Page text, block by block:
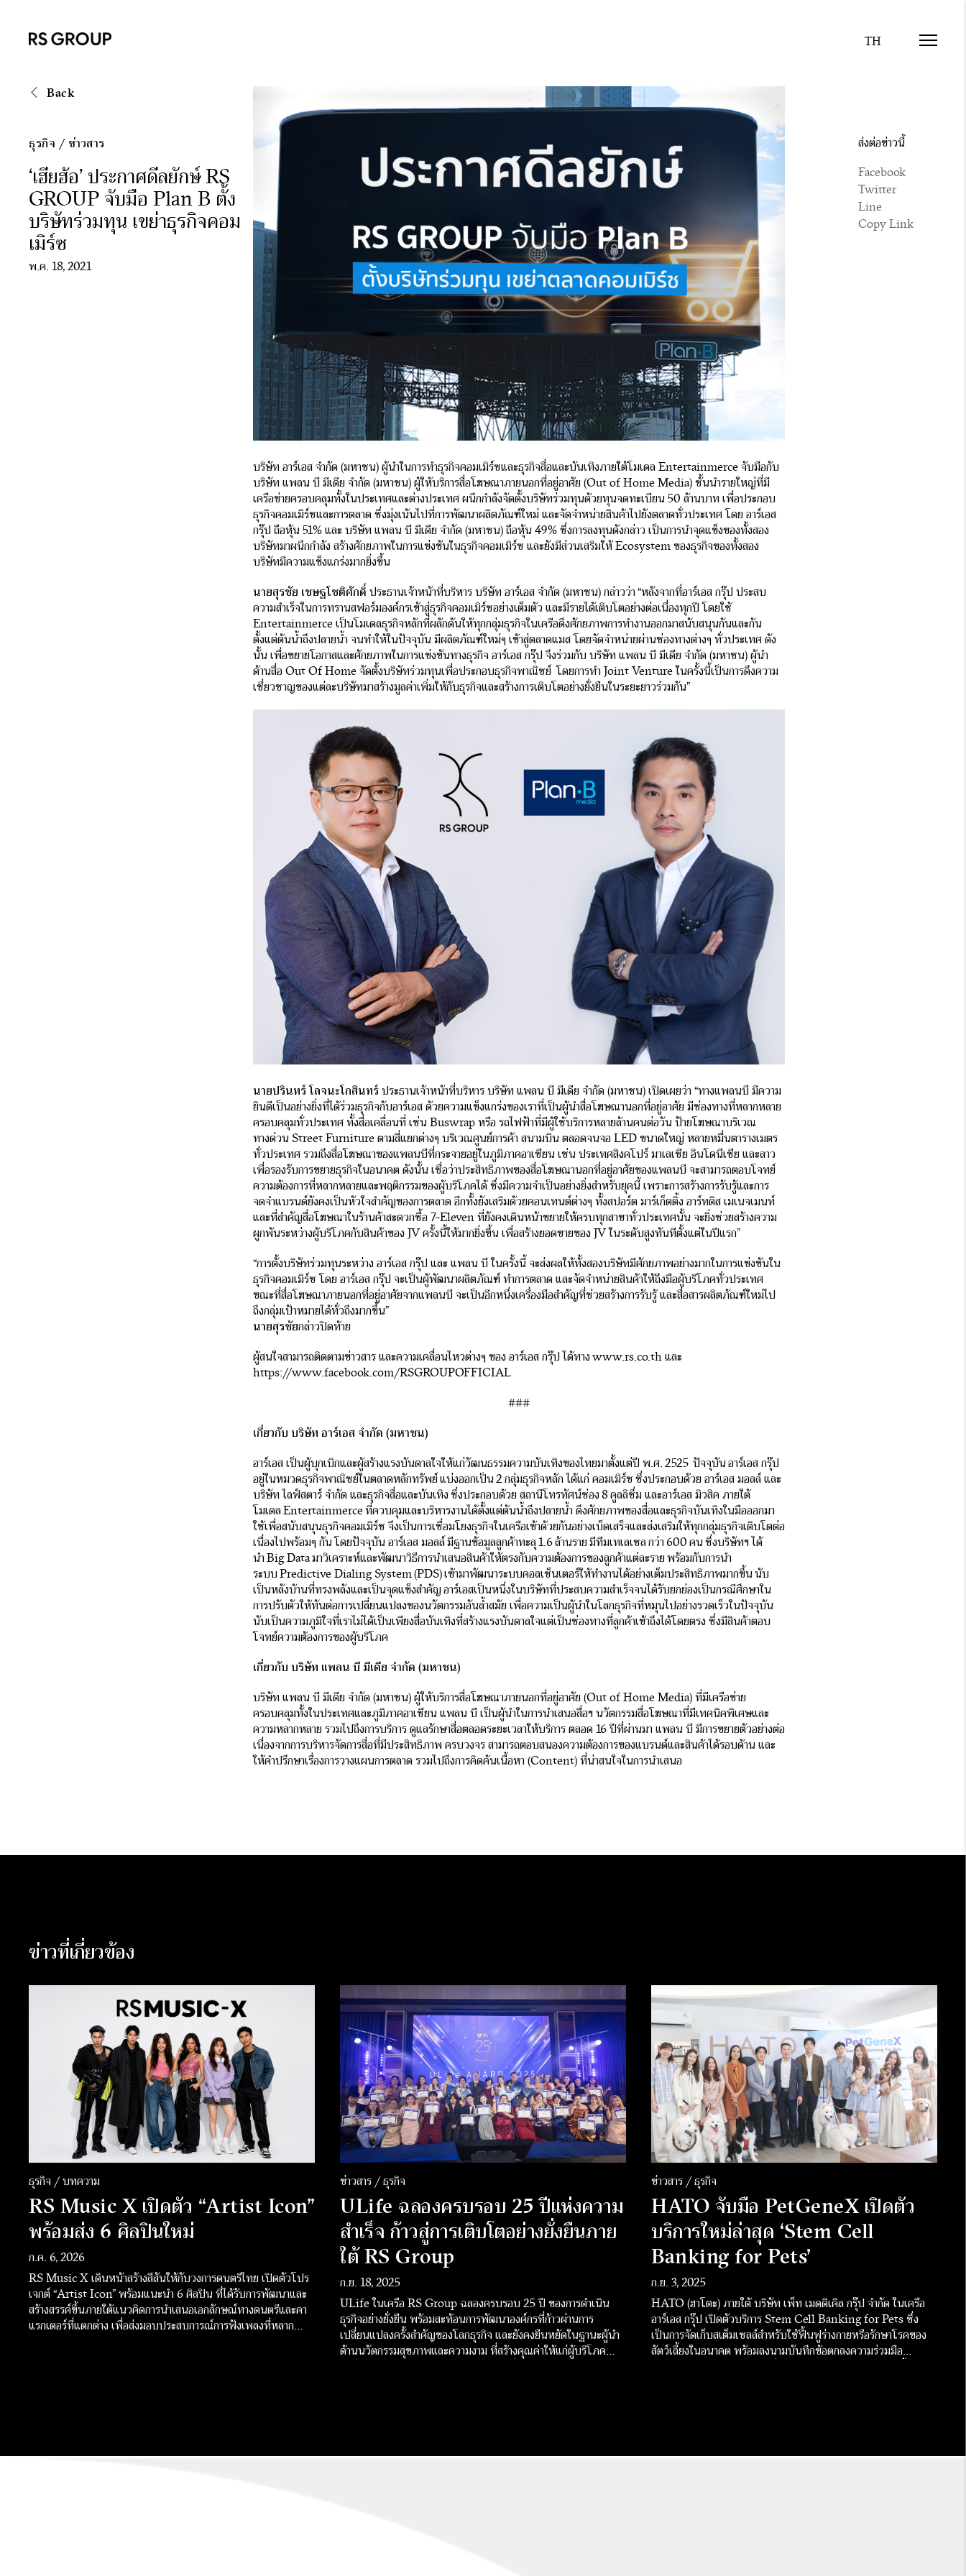
Back
ธุรกิจ / ข่าวสาร
‘เฮียฮ้อ’ ประกาศดีลยักษ์ RS
GROUP จับมือ Plan B ตั้ง
บริษัทร่วมทุน เขย่าธุรกิจคอม
เมิร์ซ
พ.ค. 18, 2021
ส่งต่อข่าวนี้
Facebook
Twitter
Line
Copy Link
บริษัท อาร์เอส จำกัด (มหาชน) ผู้นำในการทำธุรกิจคอมเมิร์ซและธุรกิจสื่อและบันเทิงภายใต้โมเดล Entertainmerce จับมือกับ
บริษัท แพลน บี มีเดีย จำกัด (มหาชน) ผู้ให้บริการสื่อโฆษณาภายนอกที่อยู่อาศัย (Out of Home Media) ชั้นนำรายใหญ่ที่มี
เครือข่ายครอบคลุมทั้งในประเทศและต่างประเทศ ผนึกกำลังจัดตั้งบริษัทร่วมทุนด้วยทุนจดทะเบียน 50 ล้านบาท เพื่อประกอบ
ธุรกิจคอมเมิร์ซและการตลาด ซึ่งมุ่งเน้นไปที่การพัฒนาผลิตภัณฑ์ใหม่ และจัดจำหน่ายสินค้าไปยังตลาดทั่วประเทศ โดย อาร์เอส
กรุ๊ป ถือหุ้น 51% และ บริษัท แพลน บี มีเดีย จำกัด (มหาชน) ถือหุ้น 49% ซึ่งการลงทุนดังกล่าว เป็นการนำจุดแข็งของทั้งสอง
บริษัทมาผนึกกำลัง สร้างศักยภาพในการแข่งขันในธุรกิจคอมเมิร์ซ และยังมีส่วนเสริมให้ Ecosystem ของธุรกิจของทั้งสอง
บริษัทมีความแข็งแกร่งมากยิ่งขึ้น
นายสุรชัย เชษฐโชติศักดิ์ ประธานเจ้าหน้าที่บริหาร บริษัท อาร์เอส จำกัด (มหาชน) กล่าวว่า “หลังจากที่อาร์เอส กรุ๊ป ประสบ
ความสำเร็จในการทรานสฟอร์มองค์กรเข้าสู่ธุรกิจคอมเมิร์ซอย่างเต็มตัว และมีรายได้เติบโตอย่างต่อเนื่องทุกปี โดยใช้
Entertainmerce เป็นโมเดลธุรกิจหลักที่ผลักดันให้ทุกกลุ่มธุรกิจในเครือดึงศักยภาพการทำงานออกมาสนับสนุนกันและกัน
ตั้งแต่ต้นน้ำถึงปลายน้ำ จนทำให้ในปัจจุบัน มีผลิตภัณฑ์ใหม่ๆ เข้าสู่ตลาดแมส โดยจัดจำหน่ายผ่านช่องทางต่างๆ ทั่วประเทศ ดัง
นั้น เพื่อขยายโอกาสและศักยภาพในการแข่งขันทางธุรกิจ อาร์เอส กรุ๊ป จึงร่วมกับ บริษัท แพลน บี มีเดีย จำกัด (มหาชน) ผู้นำ
ด้านสื่อ Out Of Home จัดตั้งบริษัทร่วมทุนเพื่อประกอบธุรกิจพาณิชย์ โดยการทำ Joint Venture ในครั้งนี้เป็นการดึงความ
เชี่ยวชาญของแต่ละบริษัทมาสร้างมูลค่าเพิ่มให้กับธุรกิจและสร้างการเติบโตอย่างยั่งยืนในระยะยาวร่วมกัน”
นายปรินทร์ โลจนะโกสินทร์ ประธานเจ้าหน้าที่บริหาร บริษัท แพลน บี มีเดีย จำกัด (มหาชน) เปิดเผยว่า “ทางแพลนบี มีความ
ยินดีเป็นอย่างยิ่งที่ได้ร่วมธุรกิจกับอาร์เอส ด้วยความแข็งแกร่งของเราที่เป็นผู้นำสื่อโฆษณานอกที่อยู่อาศัย มีช่องทางที่หลากหลาย
ครอบคลุมทั่วประเทศ ทั้งสื่อเคลื่อนที่ เช่น Buswrap หรือ รถไฟฟ้าที่มีผู้ใช้บริการหลายล้านคนต่อวัน ป้ายโฆษณาบริเวณ
ทางด่วน Street Furniture ตามสี่แยกต่างๆ บริเวณศูนย์การค้า สนามบิน ตลอดจนจอ LED ขนาดใหญ่ หลายหมื่นตารางเมตร
ทั่วประเทศ รวมถึงสื่อโฆษณาของแพลนบีที่กระจายอยู่ในภูมิภาคอาเซียน เช่น ประเทศสิงคโปร์ มาเลเซีย อินโดนีเซีย และลาว
เพื่อรองรับการขยายธุรกิจในอนาคต ดังนั้น เชื่อว่าประสิทธิภาพของสื่อโฆษณานอกที่อยู่อาศัยของแพลนบี จะสามารถตอบโจทย์
ความต้องการที่หลากหลายและพฤติกรรมของผู้บริโภคได้ ซึ่งมีความจำเป็นอย่างยิ่งสำหรับยุคนี้ เพราะการสร้างการรับรู้และการ
จดจำแบรนด์ยังคงเป็นหัวใจสำคัญของการตลาด อีกทั้งยังเสริมด้วยคอนเทนต์ต่างๆ ทั้งสปอร์ต มาร์เก็ตติ้ง อาร์ทติส เมเนจเมนท์
และที่สำคัญสื่อโฆษณาในร้านค้าสะดวกซื้อ 7-Eleven ที่ยังคงเดินหน้าขยายให้ครบทุกสาขาทั่วประเทศนั้น จะยิ่งช่วยสร้างความ
ผูกพันระหว่างผู้บริโภคกับสินค้าของ JV ครั้งนี้ให้มากยิ่งขึ้น เพื่อสร้างยอดขายของ JV ในระดับสูงทันทีตั้งแต่ในปีแรก”
“การตั้งบริษัทร่วมทุนระหว่าง อาร์เอส กรุ๊ป และ แพลน บี ในครั้งนี้ จะส่งผลให้ทั้งสองบริษัทมีศักยภาพอย่างมากในการแข่งขันใน
ธุรกิจคอมเมิร์ซ โดย อาร์เอส กรุ๊ป จะเป็นผู้พัฒนาผลิตภัณฑ์ ทำการตลาด และจัดจำหน่ายสินค้าให้ถึงมือผู้บริโภคทั่วประเทศ
ขณะที่สื่อโฆษณาภายนอกที่อยู่อาศัยจากแพลนบี จะเป็นอีกหนึ่งเครื่องมือสำคัญที่ช่วยสร้างการรับรู้ และสื่อสารผลิตภัณฑ์ใหม่ไป
ถึงกลุ่มเป้าหมายได้ทั่วถึงมากขึ้น”
นายสุรชัยกล่าวปิดท้าย
ผู้สนใจสามารถติดตามข่าวสาร และความเคลื่อนไหวต่างๆ ของ อาร์เอส กรุ๊ป ได้ทาง www.rs.co.th และ
https://www.facebook.com/RSGROUPOFFICIAL
###
เกี่ยวกับ บริษัท อาร์เอส จำกัด (มหาชน)
อาร์เอส เป็นผู้บุกเบิกและผู้สร้างแรงบันดาลใจให้แก่วัฒนธรรมความบันเทิงของไทยมาตั้งแต่ปี พ.ศ. 2525 ปัจจุบัน อาร์เอส กรุ๊ป
อยู่ในหมวดธุรกิจพาณิชย์ในตลาดหลักทรัพย์ แบ่งออกเป็น 2 กลุ่มธุรกิจหลัก ได้แก่ คอมเมิร์ซ ซึ่งประกอบด้วย อาร์เอส มอลล์ และ
บริษัท ไลฟ์สตาร์ จำกัด และธุรกิจสื่อและบันเทิง ซึ่งประกอบด้วย สถานีโทรทัศน์ช่อง 8 คูลลิซึ่ม และอาร์เอส มิวสิค ภายใต้
โมเดล Entertainmerce ที่ควบคุมและบริหารงานได้ตั้งแต่ต้นน้ำถึงปลายน้ำ ดึงศักยภาพของสื่อและธุรกิจบันเทิงในมือออกมา
ใช้เพื่อสนับสนุนธุรกิจคอมเมิร์ซ จึงเป็นการเชื่อมโยงธุรกิจในเครือเข้าด้วยกันอย่างเบ็ดเสร็จและส่งเสริมให้ทุกกลุ่มธุรกิจเติบโตต่อ
เนื่องไปพร้อมๆ กัน โดยปัจจุบัน อาร์เอส มอลล์ มีฐานข้อมูลลูกค้าทะลุ 1.6 ล้านราย มีทีมเทเลเซล กว่า 600 คน ซึ่งบริษัทฯ ได้
นำ Big Data มาวิเคราะห์และพัฒนาวิธีการนำเสนอสินค้าให้ตรงกับความต้องการของลูกค้าแต่ละราย พร้อมกับการนำ
ระบบ Predictive Dialing System (PDS) เข้ามาพัฒนาระบบคอลเซ็นเตอร์ให้ทำงานได้อย่างเต็มประสิทธิภาพมากขึ้น นับ
เป็นหลังบ้านที่ทรงพลังและเป็นจุดแข็งสำคัญ อาร์เอสเป็นหนึ่งในบริษัทที่ประสบความสำเร็จจนได้รับยกย่องเป็นกรณีศึกษาใน
การปรับตัวให้ทันต่อการเปลี่ยนแปลงของนวัตกรรมอันล้ำสมัย เพื่อความเป็นผู้นำในโลกธุรกิจที่หมุนไปอย่างรวดเร็วในปัจจุบัน
นับเป็นความภูมิใจที่เราไม่ได้เป็นเพียงสื่อบันเทิงที่สร้างแรงบันดาลใจแต่เป็นช่องทางที่ลูกค้าเข้าถึงได้โดยตรง ซึ่งมีสินค้าตอบ
โจทย์ความต้องการของผู้บริโภค
เกี่ยวกับ บริษัท แพลน บี มีเดีย จำกัด (มหาชน)
บริษัท แพลน บี มีเดีย จำกัด (มหาชน) ผู้ให้บริการสื่อโฆษณาภายนอกที่อยู่อาศัย (Out of Home Media) ที่มีเครือข่าย
ครอบคลุมทั้งในประเทศและภูมิภาคอาเซียน แพลน บี เป็นผู้นำในการนำเสนอสื่อฯ นวัตกรรมสื่อโฆษณาที่มีเทคนิคพิเศษและ
ความหลากหลาย รวมไปถึงการบริการ ดูแลรักษาสื่อตลอดระยะเวลาให้บริการ ตลอด 16 ปีที่ผ่านมา แพลน บี มีการขยายตัวอย่างต่อ
เนื่องจากการบริหารจัดการสื่อที่มีประสิทธิภาพ ครบวงจร สามารถตอบสนองความต้องการของแบรนด์และสินค้าได้รอบด้าน และ
ให้คำปรึกษาเรื่องการวางแผนการตลาด รวมไปถึงการคิดค้นเนื้อหา (Content) ที่น่าสนใจในการนำเสนอ
ข่าวที่เกี่ยวข้อง
ธุรกิจ / บทความ
RS Music X เปิดตัว “Artist Icon”
พร้อมส่ง 6 ศิลปินใหม่
ก.ค. 6, 2026
RS Music X เดินหน้าสร้างสีสันให้กับวงการดนตรีไทย เปิดตัวโปร
เจกต์ “Artist Icon” พร้อมแนะนำ 6 ศิลปิน ที่ได้รับการพัฒนาและ
สร้างสรรค์ขึ้นภายใต้แนวคิดการนำเสนอเอกลักษณ์ทางดนตรีและคา
แรกเตอร์ที่แตกต่าง เพื่อส่งมอบประสบการณ์การฟังเพลงที่หลาก
ข่าวสาร / ธุรกิจ
ULife ฉลองครบรอบ 25 ปีแห่งความ
สำเร็จ ก้าวสู่การเติบโตอย่างยั่งยืนภาย
ใต้ RS Group
ก.ย. 18, 2025
ULife ในเครือ RS Group ฉลองครบรอบ 25 ปี ของการดำเนิน
ธุรกิจอย่างยั่งยืน พร้อมสะท้อนการพัฒนาองค์กรที่ก้าวผ่านการ
เปลี่ยนแปลงครั้งสำคัญของโลกธุรกิจ และยังคงยืนหยัดในฐานะผู้นำ
ด้านนวัตกรรมสุขภาพและความงาม ที่สร้างคุณค่าให้แก่ผู้บริโภค
ข่าวสาร / ธุรกิจ
HATO จับมือ PetGeneX เปิดตัว
บริการใหม่ล่าสุด ‘Stem Cell
Banking for Pets’
ก.ย. 3, 2025
HATO (ฮาโตะ) ภายใต้ บริษัท เพ็ท เมดดิเคิล กรุ๊ป จำกัด ในเครือ
อาร์เอส กรุ๊ป เปิดตัวบริการ Stem Cell Banking for Pets ซึ่ง
เป็นการจัดเก็บสเต็มเซลล์สำหรับใช้ฟื้นฟูร่างกายหรือรักษาโรคของ
สัตว์เลี้ยงในอนาคต พร้อมลงนามบันทึกข้อตกลงความร่วมมือ